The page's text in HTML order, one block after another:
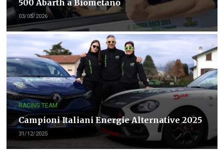
500 Abarth a Biometano
03/05/2026
RACING TEAM
Campioni Italiani Energie Alternative 2025
31/12/2025